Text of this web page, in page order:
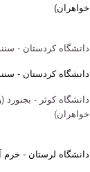
خواهران)
دانشگاه کردستان -
دانشگاه کردستان -
دانشگاه کوثر - بجنورد
خواهران)
دانشگاه لرستان - خرم